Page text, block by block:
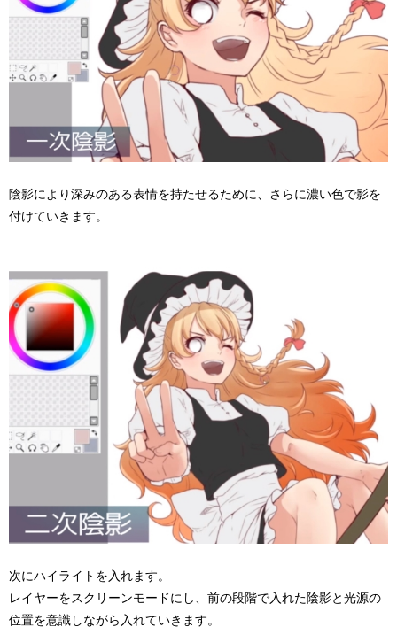
陰影により深みのある表情を持たせるために、さらに濃い色で影を
付けていきます。
次にハイライトを入れます。
レイヤーをスクリーンモードにし、前の段階で入れた陰影と光源の
位置を意識しながら入れていきます。